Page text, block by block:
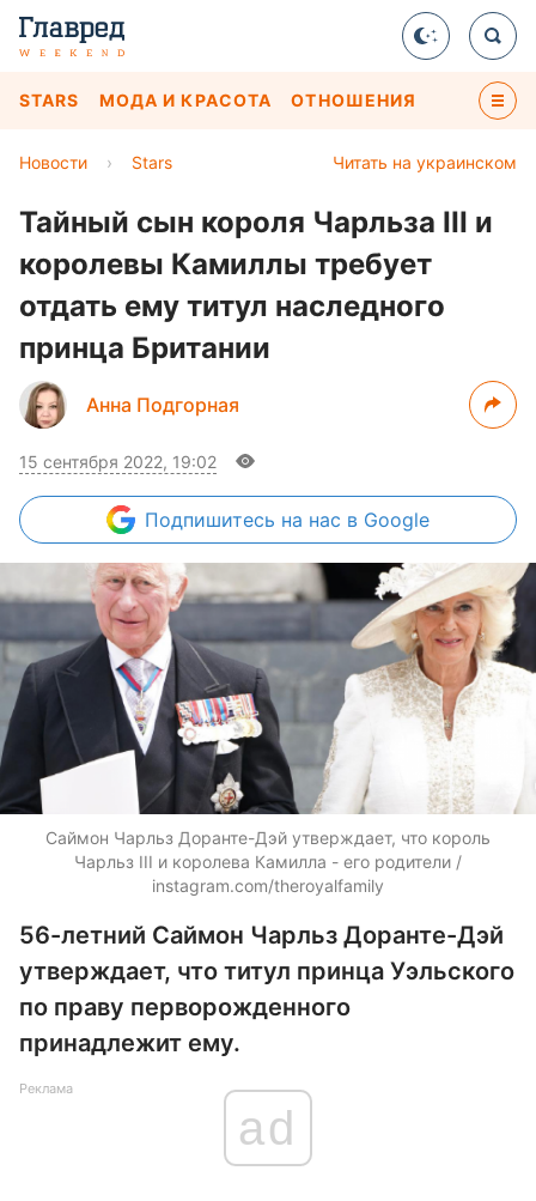
STARS МОДА И КРАСОТА ОТНОШЕНИЯ
Читать на украинском
Новости › Stars
Тайный сын короля Чарльза III и
королевы Камиллы требует
отдать ему титул наследного
принца Британии
Анна Подгорная
15 сентября 2022, 19:02
Подпишитесь на нас в Google
Саймон Чарльз Доранте-Дэй утверждает, что король
Чарльз III и королева Камилла - его родители /
instagram.com/theroyalfamily
56-летний Саймон Чарльз Доранте-Дэй
утверждает, что титул принца Уэльского
по праву перворожденного
принадлежит ему.
Реклама
ad